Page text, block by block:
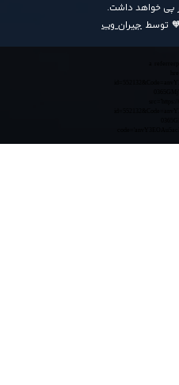
پی خواهد داشت​​​​​​​.
توسط جیران وب